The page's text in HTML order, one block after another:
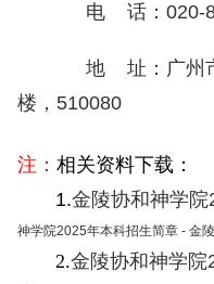
电 话：020-
地 址：广州市
楼，510080
注：相关资料下载：
1.金陵协和神学
神学院2025年本科招生简章 - 金
2.金陵协和神学